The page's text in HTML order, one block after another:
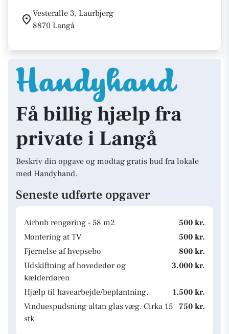
Vesteralle 3, Laurbjerg
8870 Langå
Få billig hjælp fra
private i Langå
Beskriv din opgave og modtag gratis bud fra lokale
med Handyhand.
Seneste udførte opgaver
Airbnb rengøring - 58 m2
500 kr.
Montering at TV
500 kr.
Fjernelse af hvepsebo
800 kr.
Udskiftning af hovededør og
kælderdøren
3.000 kr.
Hjælp til havearbejde/beplantning.
1.500 kr.
Vinduespudsning altan glas væg. Cirka 15
stk
750 kr.